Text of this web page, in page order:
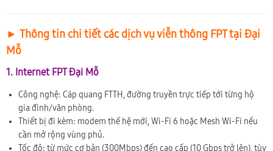
► Thông tin chi tiết các dịch vụ viễn thông FPT tại Đại
Mỗ
1. Internet FPT Đại Mỗ
Công nghệ: Cáp quang FTTH, đường truyền trực tiếp tới từng hộ
gia đình/văn phòng.
Thiết bị đi kèm: modem thế hệ mới, Wi-Fi 6 hoặc Mesh Wi-Fi nếu
cần mở rộng vùng phủ.
Tốc độ: từ mức cơ bản (300Mbps) đến cao cấp (10 Gbps trở lên), tùy